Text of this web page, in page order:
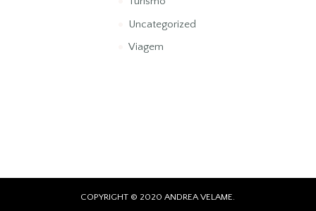
Uncategorized
Viagem
COPYRIGHT © 2020 ANDREA VELAME.